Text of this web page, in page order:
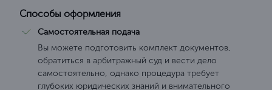
Способы оформления
Самостоятельная подача
Вы можете подготовить комплект документов,
обратиться в арбитражный суд и вести дело
самостоятельно, однако процедура требует
глубоких юридических знаний и внимательного